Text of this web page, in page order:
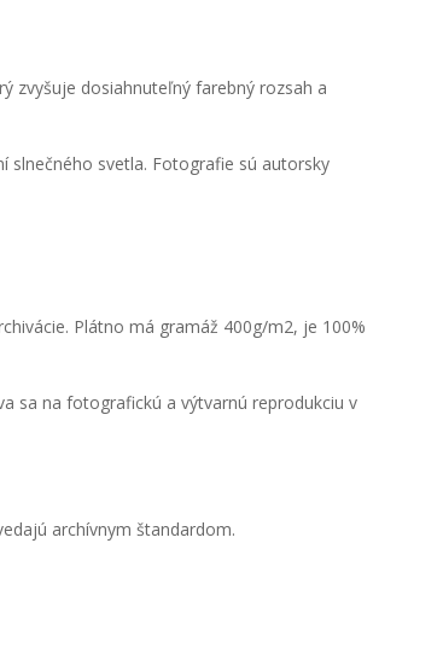
zvyšuje dosiahnuteľný farebný rozsah a
slnečného svetla. Fotografie sú autorsky
Plátno má gramáž 400g/m2, je 100%
sa na fotografickú a výtvarnú reprodukciu v
archívnym štandardom.